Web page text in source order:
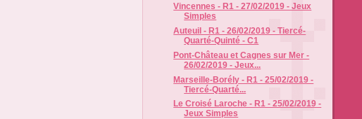
Vincennes - R1 - 27/02/2019 - Jeux
Simples
Auteuil - R1 - 26/02/2019 - Tiercé-
Quarté-Quinté - C1
Pont-Château et Cagnes sur Mer -
26/02/2019 - Jeux...
Marseille-Borély - R1 - 25/02/2019 -
Tiercé-Quarté...
Le Croisé Laroche - R1 - 25/02/2019 -
Jeux Simples